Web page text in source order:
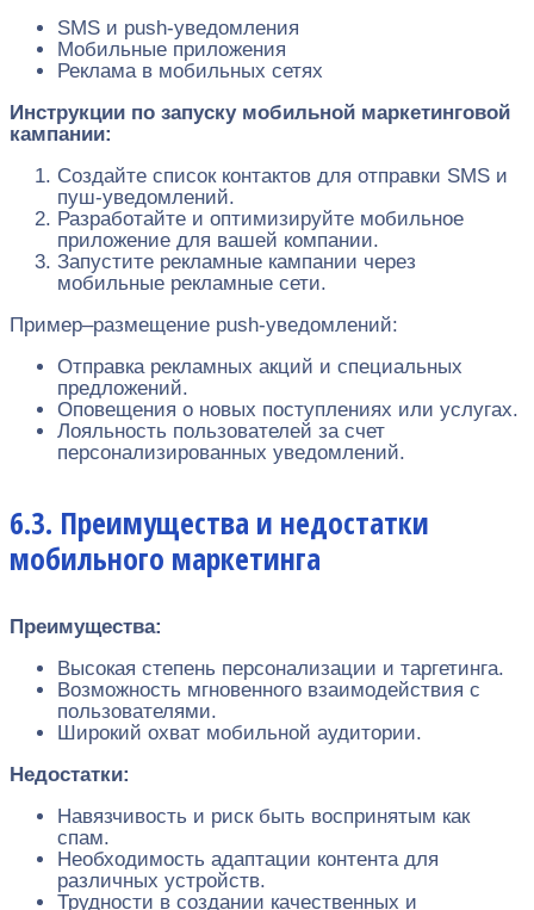
SMS и push-уведомления
Мобильные приложения
Реклама в мобильных сетях
Инструкции по запуску мобильной маркетинговой
кампании:
Создайте список контактов для отправки SMS и
пуш-уведомлений.
Разработайте и оптимизируйте мобильное
приложение для вашей компании.
Запустите рекламные кампании через
мобильные рекламные сети.
Пример–размещение push-уведомлений:
Отправка рекламных акций и специальных
предложений.
Оповещения о новых поступлениях или услугах.
Лояльность пользователей за счет
персонализированных уведомлений.
6.3. Преимущества и недостатки
мобильного маркетинга
Преимущества:
Высокая степень персонализации и таргетинга.
Возможность мгновенного взаимодействия с
пользователями.
Широкий охват мобильной аудитории.
Недостатки:
Навязчивость и риск быть воспринятым как
спам.
Необходимость адаптации контента для
различных устройств.
Трудности в создании качественных и